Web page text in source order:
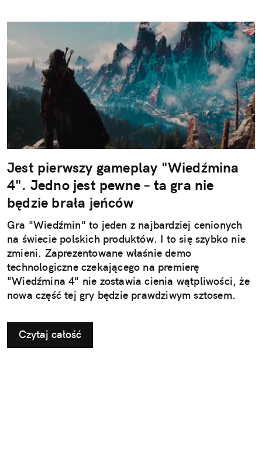
Jest pierwszy gameplay "Wiedźmina
4". Jedno jest pewne – ta gra nie
będzie brała jeńców
Gra "Wiedźmin" to jeden z najbardziej cenionych
na świecie polskich produktów. I to się szybko nie
zmieni. Zaprezentowane właśnie demo
technologiczne czekającego na premierę
"Wiedźmina 4" nie zostawia cienia wątpliwości, że
nowa część tej gry będzie prawdziwym sztosem.
Czytaj całość